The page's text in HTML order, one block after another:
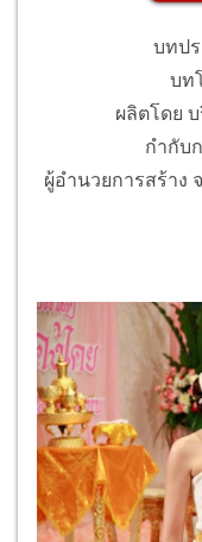
บทป
บท
ผลิตโดย
กำกับ
ผู้อำนวยการสร้าง